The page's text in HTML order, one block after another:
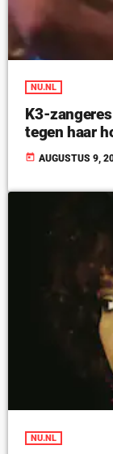
NU.NL
K3-
tegen haar
today AUGUSTUS 9,
NU.NL